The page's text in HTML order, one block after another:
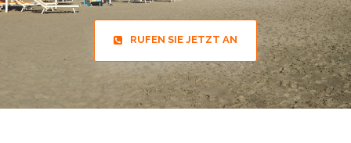
RUFEN SIE JETZT AN